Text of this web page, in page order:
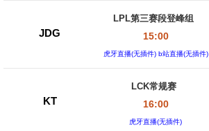
JDG
LPL第三赛段登峰组
15:00
虎牙直播(无插件) b站直播(无插件)
KT
LCK常规赛
16:00
虎牙直播(无插件)